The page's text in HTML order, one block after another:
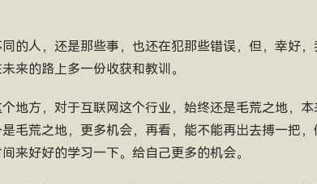
的人，还是那些事，也还在犯那些错误，但，幸好
来的路上多一份收获和教训。
地方，对于互联网这个行业，始终还是毛荒之地，
毛荒之地，更多机会，再看，能不能再出去搏一把
来好好的学习一下。给自己更多的机会。